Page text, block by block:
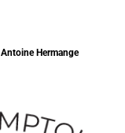
Antoine Hermange